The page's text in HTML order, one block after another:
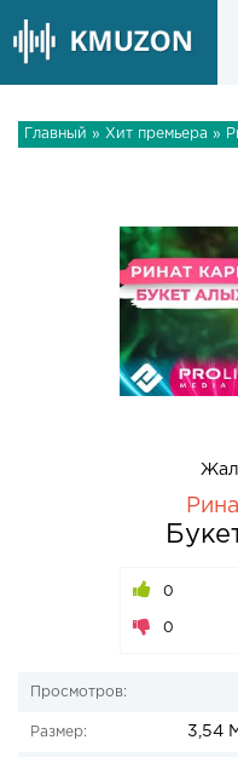
Главный » Хит премьера »
0
0
Просмотров:
Размер: 3,54